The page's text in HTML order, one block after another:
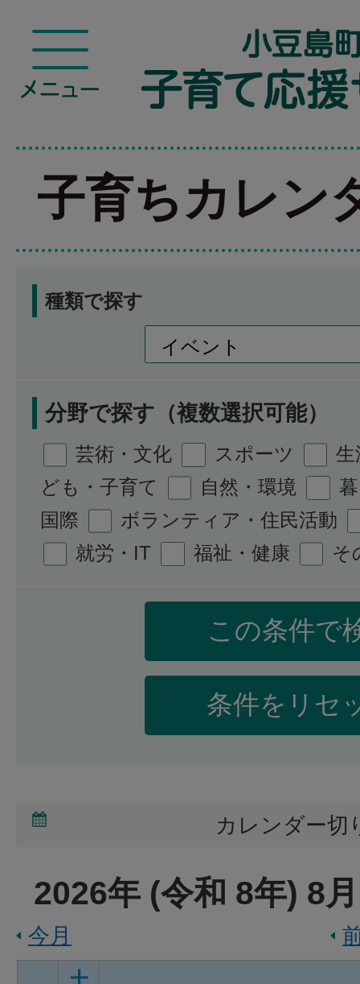
子育ちカレン
種類で探す
分野で探す（複数選択可能）
芸術・文化 スポーツ
生
ども・子育て
自然・環境
国際
ボランティア・住民活動
就労・IT
福祉・健康 そ
カレンダー切
2026年 (令和 8年) 8
今月